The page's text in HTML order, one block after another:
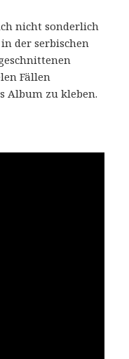
nicht sonderlich
der serbischen
Fällen
Album zu kleben.